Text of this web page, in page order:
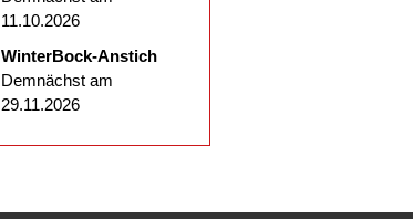
11.10.2026
WinterBock-Anstich
Demnächst am
29.11.2026